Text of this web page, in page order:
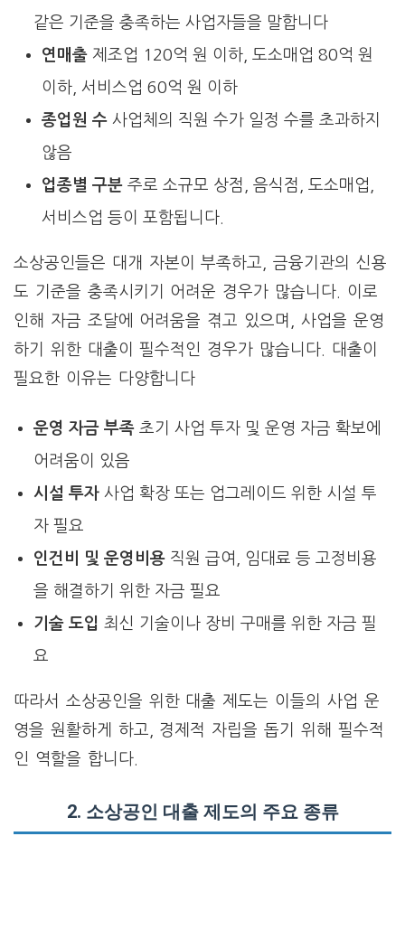
같은 기준을 충족하는 사업자들을 말합니다
연매출제조업 120억 원 이하, 도소매업 80억 원
이하, 서비스업 60억 원 이하
종업원 수사업체의 직원 수가 일정 수를 초과하지
않음
업종별 구분주로 소규모 상점, 음식점, 도소매업,
서비스업 등이 포함됩니다.
소상공인들은 대개 자본이 부족하고, 금융기관의 신용
도 기준을 충족시키기 어려운 경우가 많습니다. 이로
인해 자금 조달에 어려움을 겪고 있으며, 사업을 운영
하기 위한 대출이 필수적인 경우가 많습니다. 대출이
필요한 이유는 다양합니다
운영 자금 부족초기 사업 투자 및 운영 자금 확보에
어려움이 있음
시설 투자사업 확장 또는 업그레이드 위한 시설 투
자 필요
인건비 및 운영비용직원 급여, 임대료 등 고정비용
을 해결하기 위한 자금 필요
기술 도입 최신 기술이나 장비 구매를 위한 자금 필
요
따라서 소상공인을 위한 대출 제도는 이들의 사업 운
영을 원활하게 하고, 경제적 자립을 돕기 위해 필수적
인 역할을 합니다.
2. 소상공인 대출 제도의 주요 종류